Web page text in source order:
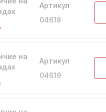
Артикул
04618
на
Артикул
04619